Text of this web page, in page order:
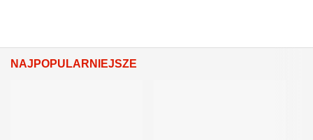
NAJPOPULARNIEJSZE